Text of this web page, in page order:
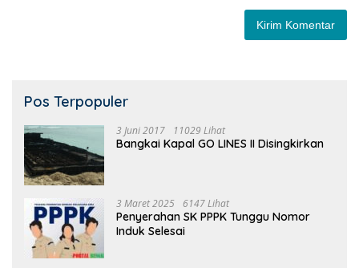
Pos Terpopuler
3 Juni 2017 11029 Lihat
Bangkai Kapal GO LINES II Disingkirkan
3 Maret 2025 6147 Lihat
Penyerahan SK PPPK Tunggu Nomor
Induk Selesai